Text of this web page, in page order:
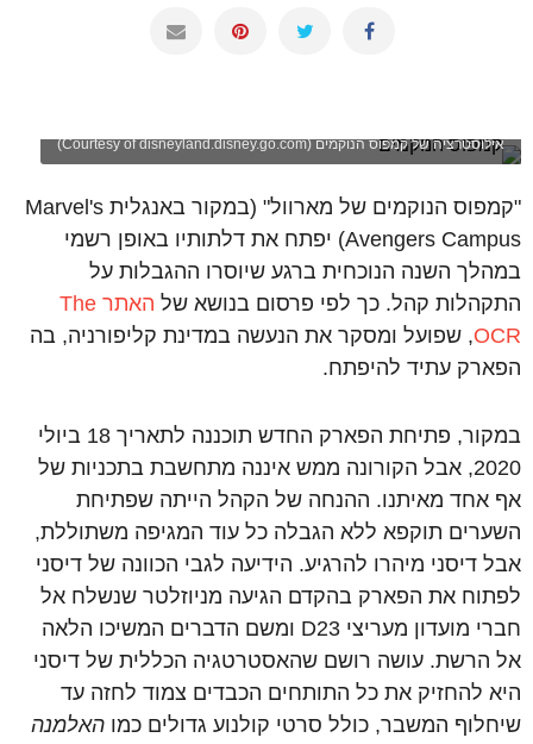
אילוסטרציה של קמפוס הנוקמים (Courtesy of disneyland.disney.go.com)
"קמפוס הנוקמים של מארוול" (במקור באנגלית Marvel's
Avengers Campus) יפתח את דלתותיו באופן רשמי
במהלך השנה הנוכחית ברגע שיוסרו ההגבלות על
התקהלות קהל. כך לפי פרסום בנושא של
האתר The
OCR, שפועל ומסקר את הנעשה במדינת קליפורניה, בה
הפארק עתיד להיפתח.
במקור, פתיחת הפארק החדש תוכננה לתאריך 18 ביולי
2020, אבל הקורונה ממש איננה מתחשבת בתכניות של
אף אחד מאיתנו. ההנחה של הקהל הייתה שפתיחת
השערים תוקפא ללא הגבלה כל עוד המגיפה משתוללת,
אבל דיסני מיהרו להרגיע. הידיעה לגבי הכוונה של דיסני
לפתוח את הפארק בהקדם הגיעה מניוזלטר שנשלח אל
חברי מועדון מעריצי D23 ומשם הדברים המשיכו הלאה
אל הרשת. עושה רושם שהאסטרטגיה הכללית של דיסני
היא להחזיק את כל התותחים הכבדים צמוד לחזה עד
שיחלוף המשבר, כולל סרטי קולנוע גדולים כמו האלמנה